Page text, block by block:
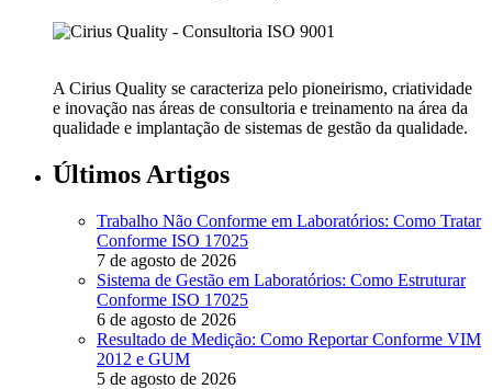
A Cirius Quality se caracteriza pelo pioneirismo, criatividade
e inovação nas áreas de consultoria e treinamento na área da
qualidade e implantação de sistemas de gestão da qualidade.
Últimos Artigos
Trabalho Não Conforme em Laboratórios: Como Tratar
Conforme ISO 17025
7 de agosto de 2026
Sistema de Gestão em Laboratórios: Como Estruturar
Conforme ISO 17025
6 de agosto de 2026
Resultado de Medição: Como Reportar Conforme VIM
2012 e GUM
5 de agosto de 2026